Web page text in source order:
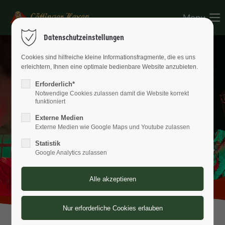
Login
Passwort
Anmelden
Lost your password?
Support
Menu
Löffinger
Walpurgisnacht
am Fasnetmendig – seit 1934
Datenschutzeinstellungen
Cookies sind hilfreiche kleine Informationsfragmente, die es uns
erleichtern, Ihnen eine optimale bedienbare Website anzubieten.
Erforderlich*
Notwendige Cookies zulassen damit die Website korrekt
funktioniert
Externe Medien
Externe Medien wie Google Maps und Youtube zulassen
Statistik
Google Analytics zulassen